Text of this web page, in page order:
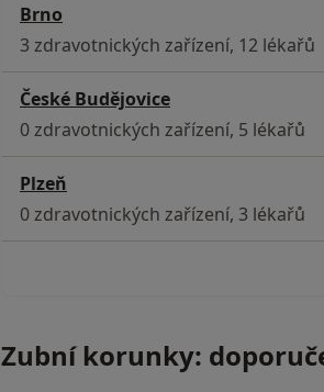
Brno
3 zdravotnických zařízení, 12 lékařů
České Budějovice
0 zdravotnických zařízení, 5 lékařů
Plzeň
0 zdravotnických zařízení, 3 lékařů
Zubní korunky: